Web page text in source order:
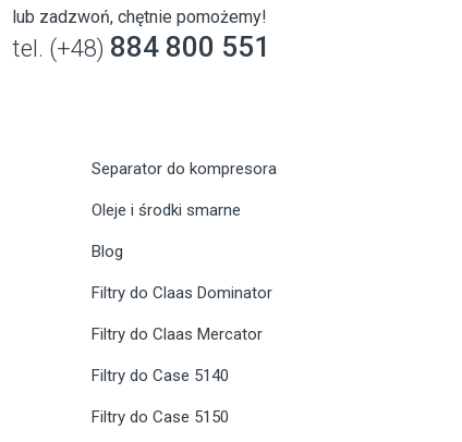
lub zadzwoń, chętnie pomożemy!
tel. (+48) 884 800 551
Separator do kompresora
Oleje i środki smarne
Blog
Filtry do Claas Dominator
Filtry do Claas Mercator
Filtry do Case 5140
Filtry do Case 5150